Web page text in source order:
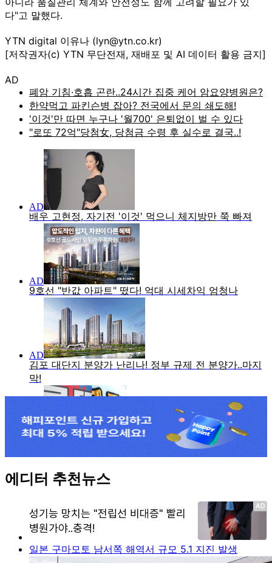
다"고 말했다.
YTN digital 이유나 (lyn@ytn.co.kr)
[저작권자(c) YTN 무단전재, 재배포 및 AI 데이터 활용 금지]
AD
에디터 추천뉴스
일본 구마모토 남서쪽 해역서 규모 5.1 지진 발생